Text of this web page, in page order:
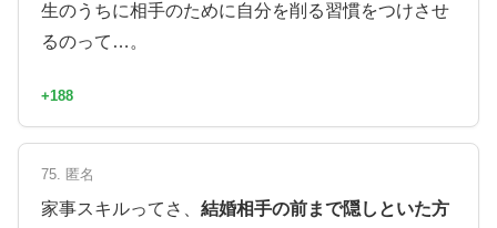
生のうちに相手のために自分を削る習慣をつけさせ
るのって…。
+188
75. 匿名
家事スキルってさ、 結婚相手の前まで隠しといた方